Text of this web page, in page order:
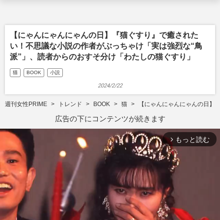
【にゃんにゃんにゃんの日】『猫ぐすり』で癒された
い！不思議な小説の作者がぶっちゃけ「実は強烈な“鳥
派”」、読者からのおすそ分け「わたしの猫ぐすり」
猫 BOOK 小説
2024/2/22
週刊女性PRIME トレンド BOOK 猫 【にゃんにゃんにゃんの日
広告の下にコンテンツが続きます
arrow_forward_ios もっと読む